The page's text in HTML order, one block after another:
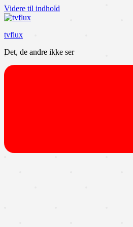
Videre til indhold
tvflux
Det, de andre ikke ser